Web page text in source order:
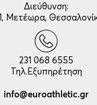
Διεύθυνση:
Μετέωρα,
231 068 6555
Τηλ.Εξυπηρέτηση
info@euroathletic.gr